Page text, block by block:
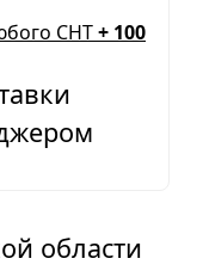
СНТ+ 100
области